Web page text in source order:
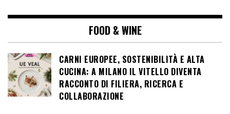
FOOD & WINE
CARNI EUROPEE, SOSTENIBILITÀ E ALTA
CUCINA: A MILANO IL VITELLO DIVENTA
RACCONTO DI FILIERA, RICERCA E
COLLABORAZIONE